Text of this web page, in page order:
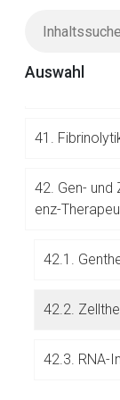
Auswahl
40.
41.
42. Gen- und
enz-
42.1.
42.2.
42.3. RNA-
Der von Ihnen
Seite. Für die